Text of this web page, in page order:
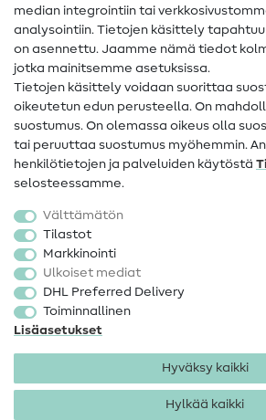
Apua ja yhteystiedot
Yhteystiedot
Tietoa omistajanvaihdoksesta
Peruutusoikeus
Suosittu
Kankaat
Ompelutarvikkeet
Ale
median integrointiin tai
analysointiin. Tietojen käsittely
on asennettu. Jaamme nämä tiedot
jotka mainitsemme asetuksissa.
Tietojen käsittely voidaan suorittaa
oikeutetun edun perusteella. On
suostumus. On olemassa oikeus olla
tai peruuttaa suostumus myöhemmin.
henkilötietojen ja palveluiden käytöstä
selosteessamme.
Välttämätön
Tilastot
Markkinointi
Ulkoiset mediat
DHL Preferred Delivery
Toiminnallinen
Lisäasetukset
Hyväksy kaikki
Hylkää kaikki
Tietosuoja